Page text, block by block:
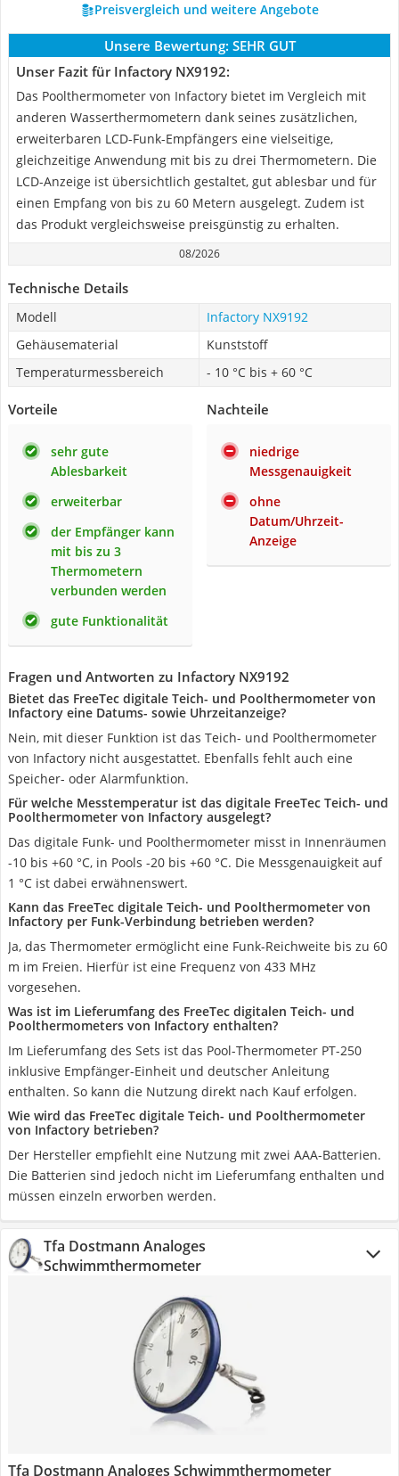
Preisvergleich und weitere Angebote
Unsere Bewertung: SEHR GUT
Unser Fazit für Infactory NX9192:
Das Poolthermometer von Infactory bietet im Vergleich mit
anderen Wasserthermometern dank seines zusätzlichen,
erweiterbaren LCD-Funk-Empfängers eine vielseitige,
gleichzeitige Anwendung mit bis zu drei Thermometern. Die
LCD-Anzeige ist übersichtlich gestaltet, gut ablesbar und für
einen Empfang von bis zu 60 Metern ausgelegt. Zudem ist
das Produkt vergleichsweise preisgünstig zu erhalten.
08/2026
Technische Details
Modell
Infactory NX9192
Gehäusematerial
Kunststoff
Temperaturmessbereich
- 10 °C bis + 60 °C
Vorteile
sehr gute
Ablesbarkeit
erweiterbar
der Empfänger kann
mit bis zu 3
Thermometern
verbunden werden
gute Funktionalität
Nachteile
niedrige
Messgenauigkeit
ohne
Datum/Uhrzeit-
Anzeige
Fragen und Antworten zu Infactory NX9192
Bietet das FreeTec digitale Teich- und Poolthermometer von
Infactory eine Datums- sowie Uhrzeitanzeige?
Nein, mit dieser Funktion ist das Teich- und Poolthermometer
von Infactory nicht ausgestattet. Ebenfalls fehlt auch eine
Speicher- oder Alarmfunktion.
Für welche Messtemperatur ist das digitale FreeTec Teich- und
Poolthermometer von Infactory ausgelegt?
Das digitale Funk- und Poolthermometer misst in Innenräumen
-10 bis +60 °C, in Pools -20 bis +60 °C. Die Messgenauigkeit auf
1 °C ist dabei erwähnenswert.
Kann das FreeTec digitale Teich- und Poolthermometer von
Infactory per Funk-Verbindung betrieben werden?
Ja, das Thermometer ermöglicht eine Funk-Reichweite bis zu 60
m im Freien. Hierfür ist eine Frequenz von 433 MHz
vorgesehen.
Was ist im Lieferumfang des FreeTec digitalen Teich- und
Poolthermometers von Infactory enthalten?
Im Lieferumfang des Sets ist das Pool-Thermometer PT-250
inklusive Empfänger-Einheit und deutscher Anleitung
enthalten. So kann die Nutzung direkt nach Kauf erfolgen.
Wie wird das FreeTec digitale Teich- und Poolthermometer
von Infactory betrieben?
Der Hersteller empfiehlt eine Nutzung mit zwei AAA-Batterien.
Die Batterien sind jedoch nicht im Lieferumfang enthalten und
müssen einzeln erworben werden.
Tfa Dostmann Analoges
Schwimmthermometer
Tfa Dostmann Analoges Schwimmthermometer